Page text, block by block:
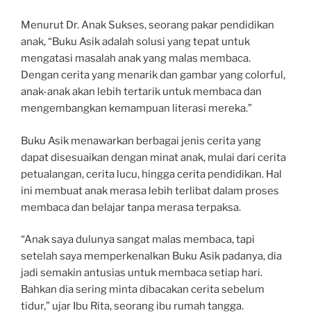
Menurut Dr. Anak Sukses, seorang pakar pendidikan
anak, “Buku Asik adalah solusi yang tepat untuk
mengatasi masalah anak yang malas membaca.
Dengan cerita yang menarik dan gambar yang colorful,
anak-anak akan lebih tertarik untuk membaca dan
mengembangkan kemampuan literasi mereka.”
Buku Asik menawarkan berbagai jenis cerita yang
dapat disesuaikan dengan minat anak, mulai dari cerita
petualangan, cerita lucu, hingga cerita pendidikan. Hal
ini membuat anak merasa lebih terlibat dalam proses
membaca dan belajar tanpa merasa terpaksa.
“Anak saya dulunya sangat malas membaca, tapi
setelah saya memperkenalkan Buku Asik padanya, dia
jadi semakin antusias untuk membaca setiap hari.
Bahkan dia sering minta dibacakan cerita sebelum
tidur,” ujar Ibu Rita, seorang ibu rumah tangga.